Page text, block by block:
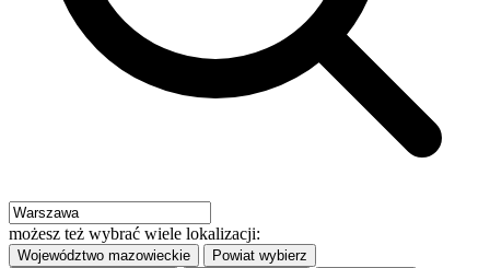
możesz też wybrać wiele lokalizacji:
Województwo mazowieckie Powiat wybierz